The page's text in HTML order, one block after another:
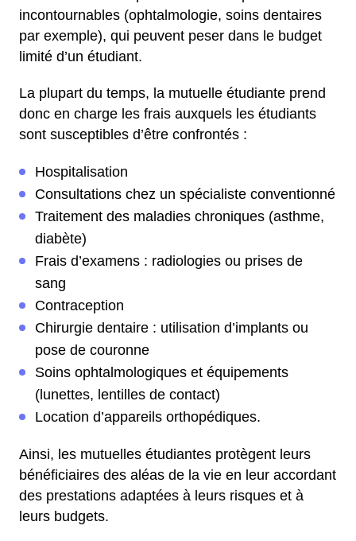
incontournables (ophtalmologie, soins dentaires
par exemple), qui peuvent peser dans le budget
limité d’un étudiant.
La plupart du temps, la mutuelle étudiante prend
donc en charge les frais auxquels les étudiants
sont susceptibles d’être confrontés :
Hospitalisation
Consultations chez un spécialiste conventionné
Traitement des maladies chroniques (asthme,
diabète)
Frais d’examens : radiologies ou prises de
sang
Contraception
Chirurgie dentaire : utilisation d’implants ou
pose de couronne
Soins ophtalmologiques et équipements
(lunettes, lentilles de contact)
Location d’appareils orthopédiques.
Ainsi, les mutuelles étudiantes protègent leurs
bénéficiaires des aléas de la vie en leur accordant
des prestations adaptées à leurs risques et à
leurs budgets.